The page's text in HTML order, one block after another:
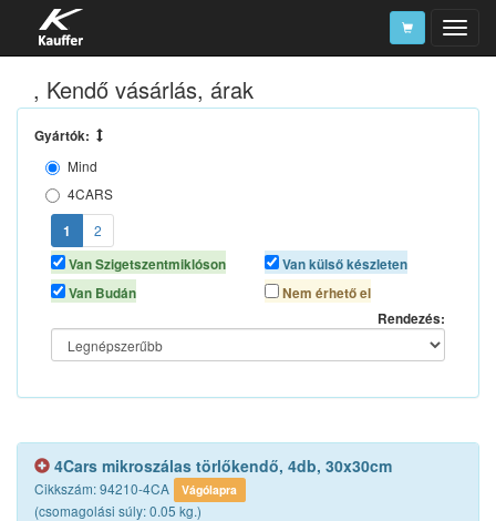
Szerszámkatalógus
Kosár
Alkatrészek
, Kendő vásárlás, árak
Gyártók:
Mind
4CARS
ARMOR ALL
AUTOLIFE
AUTOMAX
K2
LOTUS CLEANING
MOTUL
TURTLE WAX
1
2
Van Szigetszentmiklóson
Van Budán
Van külső készleten
Nem érhető el
Rendezés:
4Cars mikroszálas törlőkendő, 4db, 30x30cm
Cikkszám: 94210-4CA Vágólapra
(csomagolási súly: 0.05 kg.)